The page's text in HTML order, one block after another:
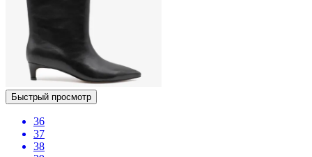
Быстрый просмотр
36
37
38